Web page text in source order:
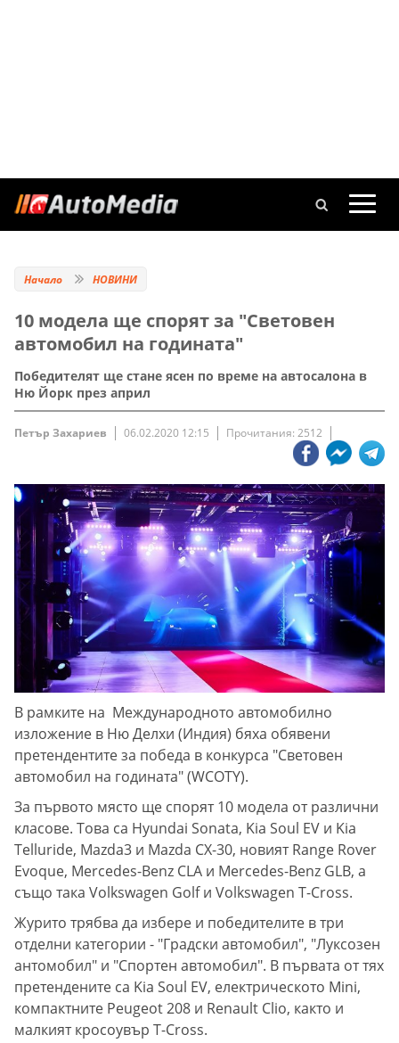
Начало НОВИНИ
10 модела ще спорят за "Световен
автомобил на годината"
Победителят ще стане ясен по време на автосалона в
Ню Йорк през април
Петър Захариев 06.02.2020 12:15 Прочитания: 2512
В рамките на Международното автомобилно
изложение в Ню Делхи (Индия) бяха обявени
претендентите за победа в конкурса "Световен
автомобил на годината" (WCOTY).
За първото място ще спорят 10 модела от различни
класове. Това са Hyundai Sonata, Kia Soul EV и Kia
Telluride, Mazda3 и Mazda CX-30, новият Range Rover
Evoque, Mercedes-Benz CLA и Mercedes-Benz GLB, а
също така Volkswagen Golf и Volkswagen T-Cross.
Журито трябва да избере и победителите в три
отделни категории - "Градски автомобил", "Луксозен
антомобил" и "Спортен автомобил". В първата от тях
претендените са Kia Soul EV, електрическото Mini,
компактните Peugeot 208 и Renault Clio, както и
малкият кросоувър T-Cross.